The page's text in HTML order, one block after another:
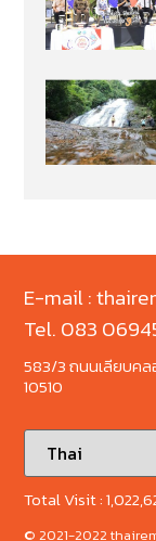
E-mail :
Tel. 083
583/3 ถนนเลียบคล
10510
Total Visit :
© 2021-2022